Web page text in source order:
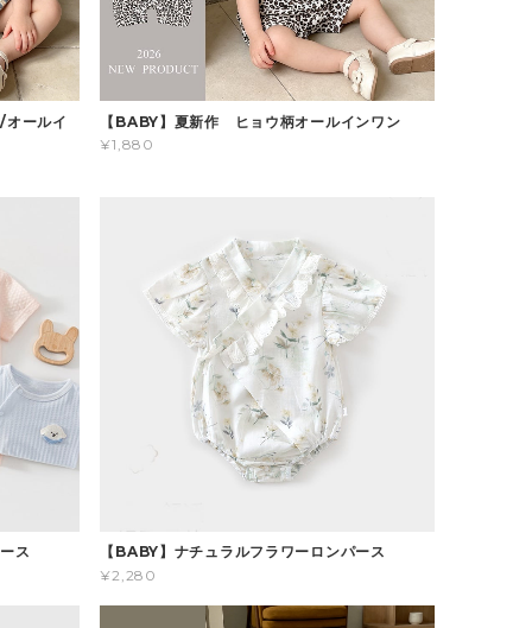
オールイ
【BABY】夏新作 ヒョウ柄オールインワン
¥1,880
ス
【BABY】ナチュラルフラワーロンパース
¥2,280